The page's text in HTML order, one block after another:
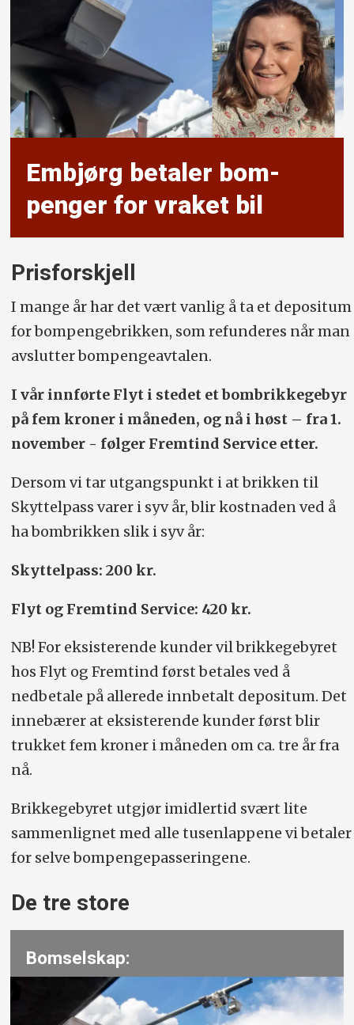
Embjørg betaler bom­
penger for vraket bil
Prisforskjell
I mange år har det vært vanlig å ta et depositum
for bompengebrikken, som refunderes når man
avslutter bompengeavtalen.
I vår innførte Flyt i stedet et bombrikkegebyr
på fem kroner i måneden, og nå i høst – fra 1.
november - følger Fremtind Service etter.
Dersom vi tar utgangspunkt i at brikken til
Skyttelpass varer i syv år, blir kostnaden ved å
ha bombrikken slik i syv år:
Skyttelpass: 200 kr.
Flyt og Fremtind Service: 420 kr.
NB! For eksisterende kunder vil brikkegebyret
hos Flyt og Fremtind først betales ved å
nedbetale på allerede innbetalt depositum. Det
innebærer at eksisterende kunder først blir
trukket fem kroner i måneden om ca. tre år fra
nå.
Brikkegebyret utgjør imidlertid svært lite
sammenlignet med alle tusenlappene vi betaler
for selve bompengepasseringene.
De tre store
Bomselskap: